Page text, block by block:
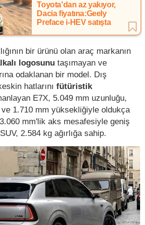
Toyota'dan az yakıyor,
Dacia fiyatına:Geely
Preface i-HEV satışta
bir ürünü olan araç markanın
logosunu taşımayan ve
odaklanan bir model. Dış
hatlarını fütüristik
E7X, 5.049 mm uzunluğu,
1.710 mm yüksekliğiyle oldukça
mm'lik aks mesafesiyle geniş
2.584 kg ağırlığa sahip.